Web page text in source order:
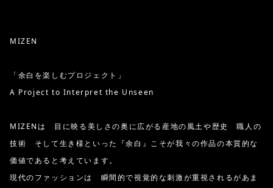
MIZEN
「余白を楽しむプロジェクト」
A Project to Interpret the Unseen
MIZENは 目に映る美しさの奥に広がる産地の風土や歴史 職人の
技術 そして生き様といった『余白』こそが我々の作品の本質的な
価値であると考えています。
現代のファッションは 瞬間的で視覚的な刺激が重視されるがあま